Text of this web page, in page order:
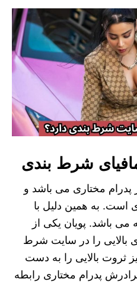
شرط بندی
پدرام مختاری می باشد و
است. به همین دلیل با
باشد. پویان یکی از
بالایی را در سایت شرط
ثروت بالایی را به دست
پدرام مختاری رابطه